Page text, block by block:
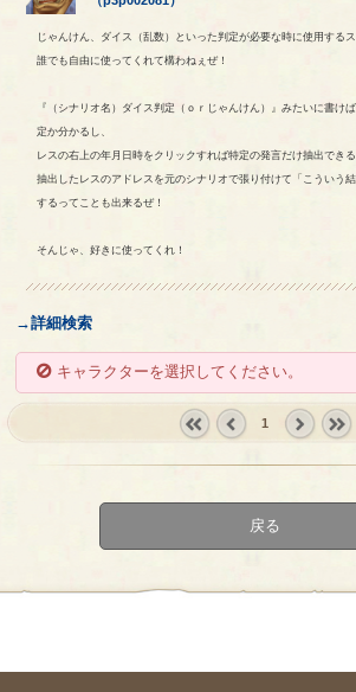
じゃんけん、ダイス（乱数）といった判定が必要な時に使用するス
誰でも自由に使ってくれて構わねぇぜ！
『（シナリオ名）ダイス判定（ｏｒじゃんけん）』みたいに書け
定か分かるし、
レスの右上の年月日時をクリックすれば特定の発言だけ抽出できる
抽出したレスのアドレスを元のシナリオで張り付けて「こういう
するってことも出来るぜ！
そんじゃ、好きに使ってくれ！
→詳細検索
キャラクターを選択してください。
1
戻る